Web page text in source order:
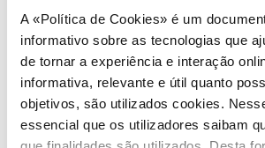
A «Política de Cookies» é um
informativo sobre as tecnologias que
de tornar a experiência e interação
informativa, relevante e útil quanto
objetivos, são utilizados cookies.
essencial que os utilizadores saibam